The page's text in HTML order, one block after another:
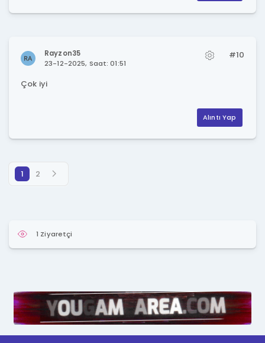
Rayzon35
23-12-2025, Saat: 01:51
#10
Çok iyi
Alıntı Yap
1 2
1 Ziyaretçi